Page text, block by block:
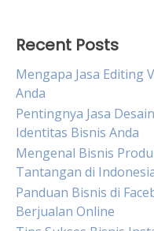
Recent Posts
Mengapa Jasa Editing
Anda
Pentingnya Jasa
Identitas Bisnis Anda
Mengenal Bisnis
Tantangan di
Panduan Bisnis di
Berjualan Online